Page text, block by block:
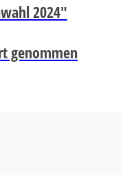
2024"
genommen